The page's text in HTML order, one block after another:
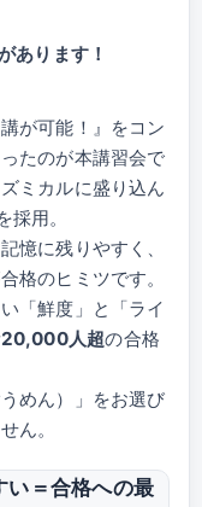
あります！
が可能！』をコン
たのが本講習会で
ミカルに盛り込ん
採用。
憶に残りやすく、
格のヒミツです。
「鮮度」と「ライ
20,000人超の合格
めん）」をお選び
ん。
い＝合格への最